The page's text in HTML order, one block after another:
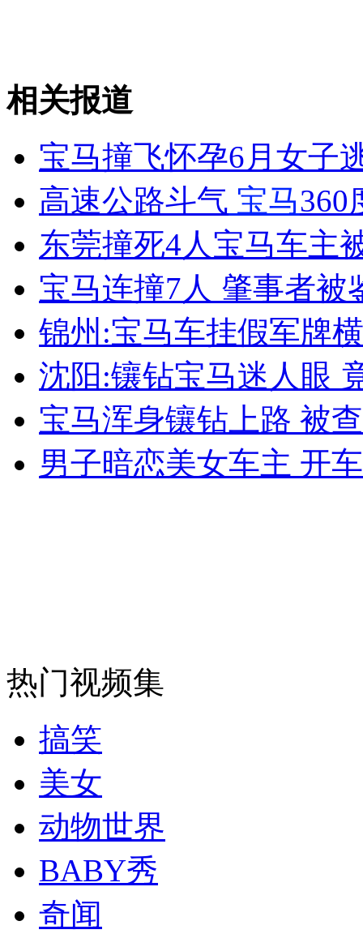
无痛分娩是否安全 医生回应
外交部：反对强权政治霸凌主义
外交部：有关国家言论片面不公正
安徽一实载49人客车翻车
走！跟着总书记去植树
司机酒驾遇交警 急速倒车逃窜
相关报道
宝马撞飞怀孕6月女子
高速公路斗气 宝马360
东莞撞死4人宝马车主
宝马连撞7人 肇事者被
锦州:宝马车挂假军牌
沈阳:镶钻宝马迷人眼
宝马浑身镶钻上路 被
男子暗恋美女车主 开
热门视频集
搞笑
美女
动物世界
BABY秀
奇闻